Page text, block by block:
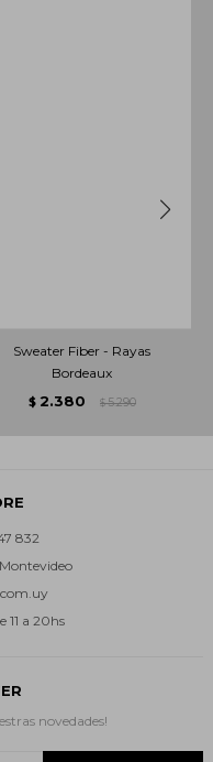
Sweater Fiber - Rayas
Bordeaux
$ 2.380 $ 5.290
832
11 a 20hs
novedades!